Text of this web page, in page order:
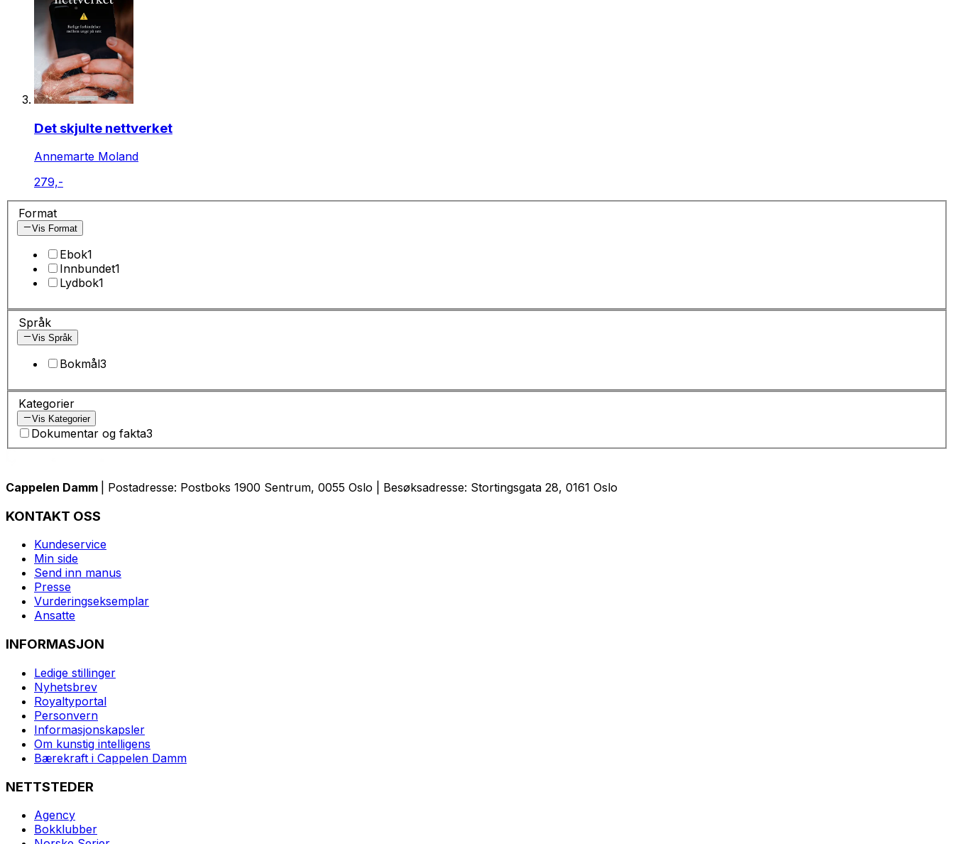
Det skjulte nettverket
Annemarte Moland
279,-
Format
Vis Format
Ebok1
Innbundet1
Lydbok1
Språk
Vis Språk
Bokmål3
Kategorier
Vis Kategorier
Dokumentar og fakta3
Cappelen Damm | Postadresse: Postboks 1900 Sentrum, 0055 Oslo | Besøksadresse: Stortingsgata 28, 0161 Oslo
KONTAKT OSS
Kundeservice
Min side
Send inn manus
Presse
Vurderingseksemplar
Ansatte
INFORMASJON
Ledige stillinger
Nyhetsbrev
Royaltyportal
Personvern
Informasjonskapsler
Om kunstig intelligens
Bærekraft i Cappelen Damm
NETTSTEDER
Agency
Bokklubber